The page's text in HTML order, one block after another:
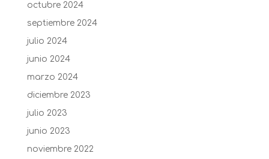
octubre 2024
septiembre 2024
julio 2024
junio 2024
marzo 2024
diciembre 2023
julio 2023
junio 2023
noviembre 2022